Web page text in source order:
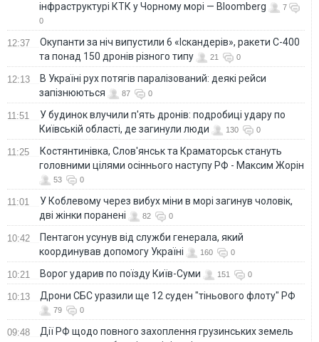
інфраструктурі КТК у Чорному морі — Bloomberg
7
0
12:37
Окупанти за ніч випустили 6 «Іскандерів», ракети С-400
та понад 150 дронів різного типу
21 0
12:13
В Україні рух потягів паралізований: деякі рейси
запізнюються
87 0
11:51
У будинок влучили п'ять дронів: подробиці удару по
Київській області, де загинули люди
130 0
11:25
Костянтинівка, Слов'янськ та Краматорськ стануть
головними цілями осіннього наступу РФ - Максим Жорін
53 0
11:01
У Коблевому через вибух міни в морі загинув чоловік,
дві жінки поранені
82 0
10:42
Пентагон усунув від служби генерала, який
координував допомогу Україні
160 0
10:21 Ворог ударив по поїзду Київ-Суми 151 0
10:13 Дрони СБС уразили ще 12 суден "тіньового флоту" РФ
79 0
09:48
Дії РФ щодо повного захоплення грузинських земель